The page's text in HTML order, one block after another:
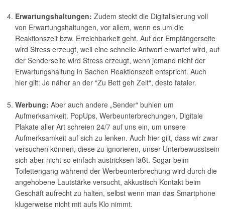
Erwartungshaltungen: Zudem steckt die Digitalisierung voll
von Erwartungshaltungen, vor allem, wenn es um die
Reaktionszeit bzw. Erreichbarkeit geht. Auf der Empfängerseite
wird Stress erzeugt, weil eine schnelle Antwort erwartet wird, auf
der Senderseite wird Stress erzeugt, wenn jemand nicht der
Erwartungshaltung in Sachen Reaktionszeit entspricht. Auch
hier gilt: Je näher an der “Zu Bett geh Zeit“, desto fataler.
Werbung: Aber auch andere „Sender“ buhlen um
Aufmerksamkeit. PopUps, Werbeunterbrechungen, Digitale
Plakate aller Art schreien 24/7 auf uns ein, um unsere
Aufmerksamkeit auf sich zu lenken. Auch hier gilt, dass wir zwar
versuchen können, diese zu ignorieren, unser Unterbewusstsein
sich aber nicht so einfach austricksen läßt. Sogar beim
Toilettengang während der Werbeunterbrechung wird durch die
angehobene Lautstärke versucht, akkustisch Kontakt beim
Geschäft aufrecht zu halten, selbst wenn man das Smartphone
klugerweise nicht mit aufs Klo nimmt.